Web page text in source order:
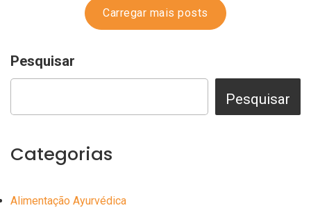
Carregar mais posts
Pesquisar
Pesquisar
Categorias
Alimentação Ayurvédica